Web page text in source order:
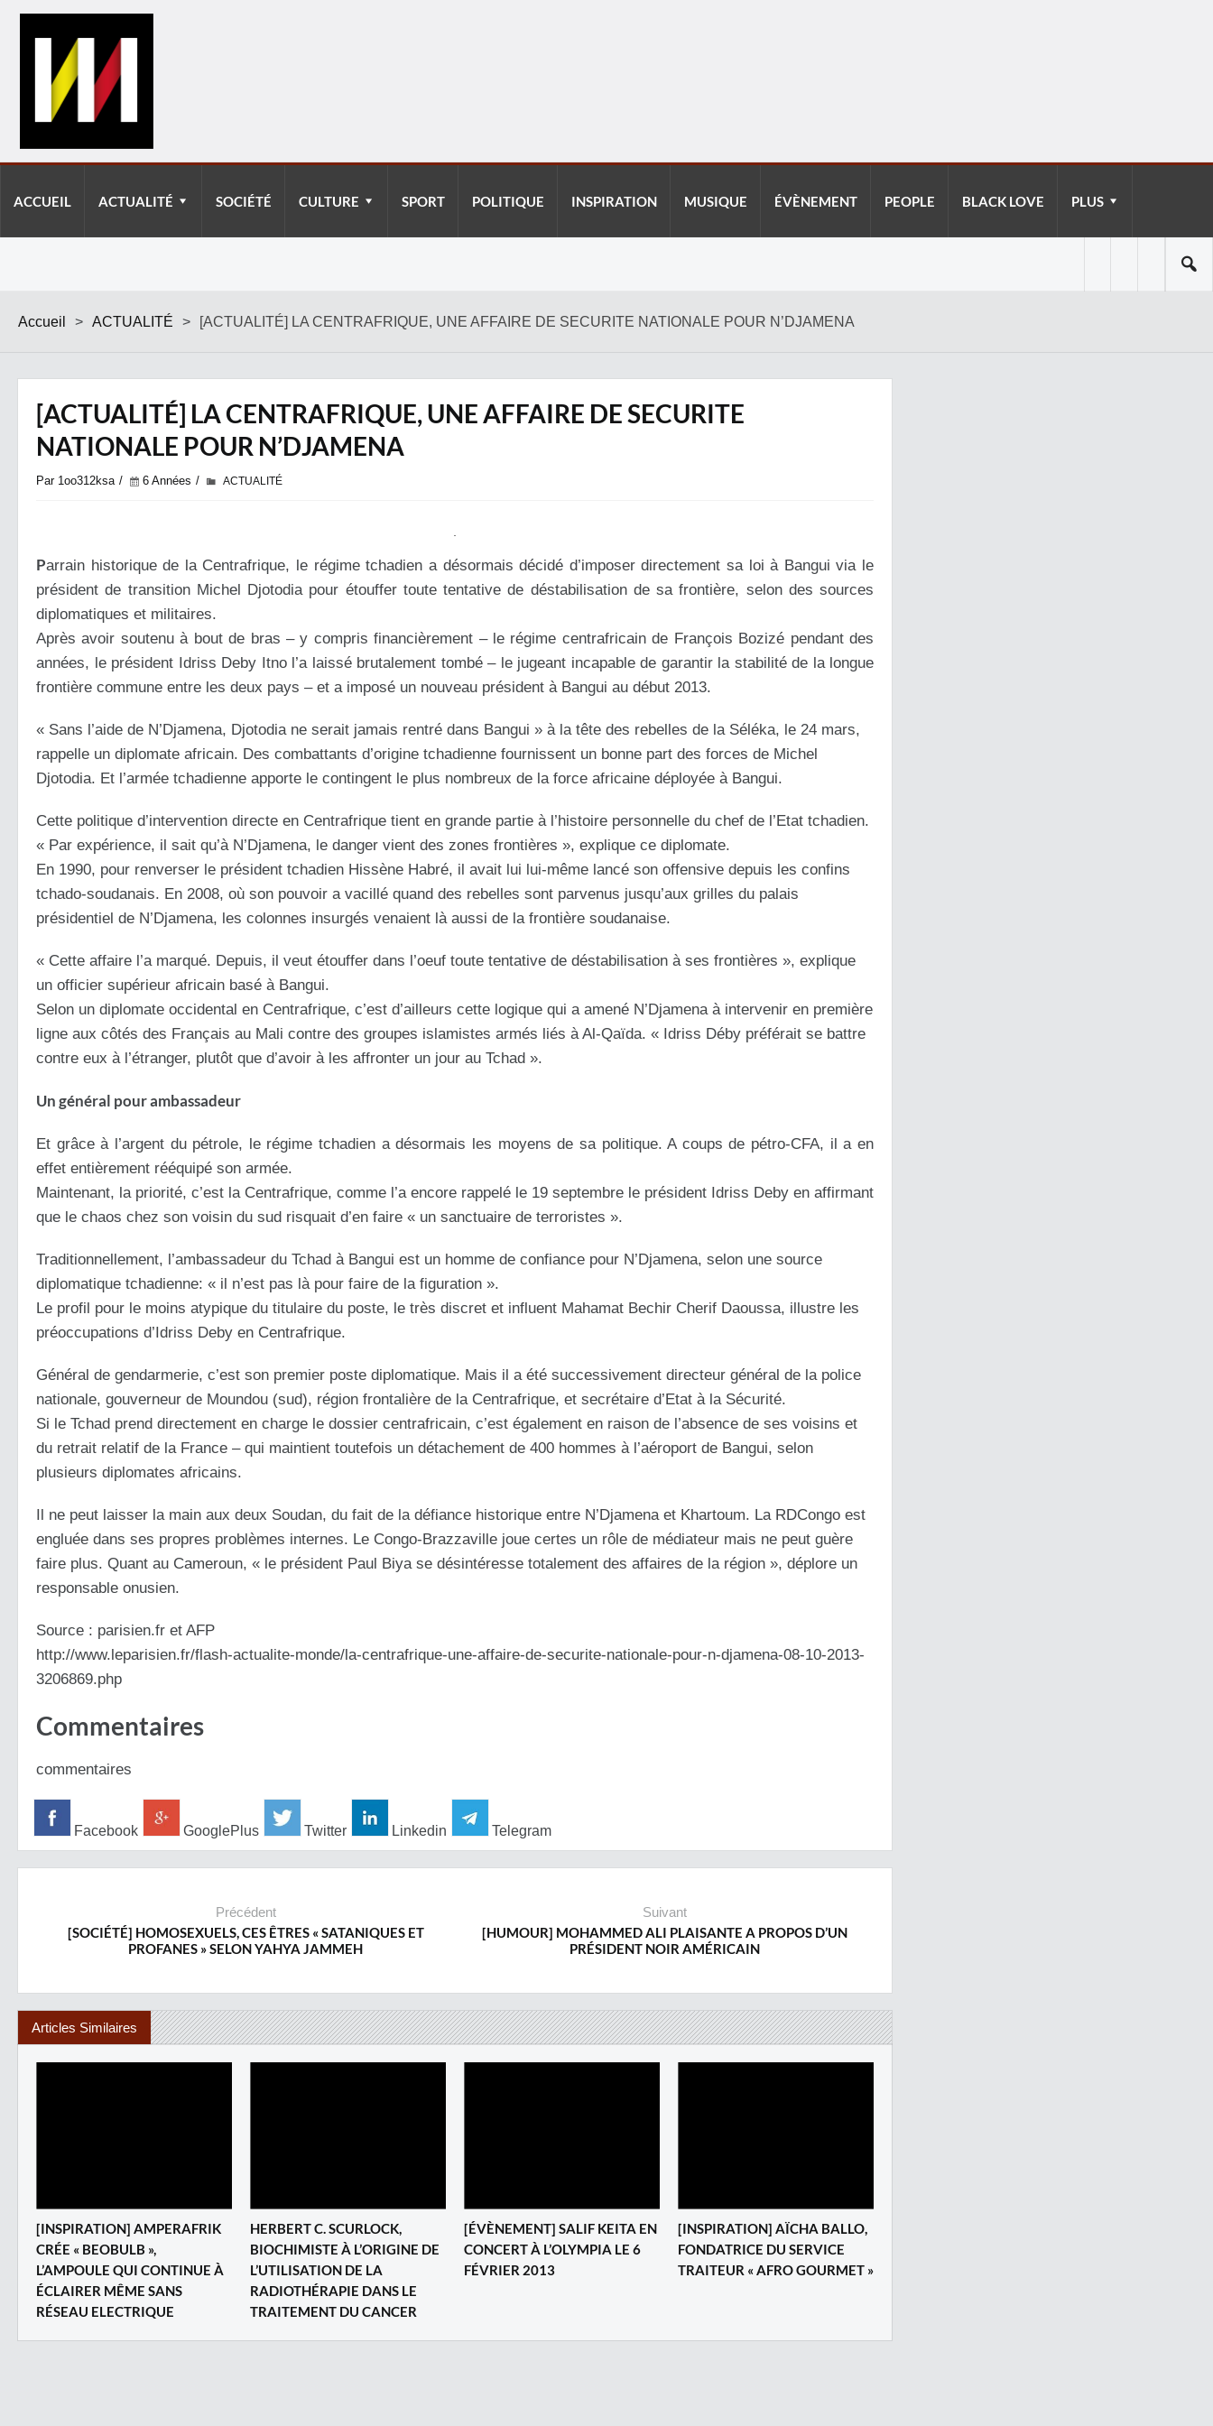
ACCUEIL ACTUALITÉ SOCIÉTÉ CULTURE SPORT POLITIQUE INSPIRATION MUSIQUE ÉVÈNEMENT PEOPLE BLACK LOVE PLUS
Accueil > ACTUALITÉ > [ACTUALITÉ] LA CENTRAFRIQUE, UNE AFFAIRE DE SECURITE NATIONALE POUR N’DJAMENA
[ACTUALITÉ] LA CENTRAFRIQUE, UNE AFFAIRE DE SECURITE
NATIONALE POUR N’DJAMENA
Par 1oo312ksa 6 Années ACTUALITÉ
Parrain historique de la Centrafrique, le régime tchadien a désormais décidé d’imposer directement sa loi à Bangui via le
président de transition Michel Djotodia pour étouffer toute tentative de déstabilisation de sa frontière, selon des sources
diplomatiques et militaires.
Après avoir soutenu à bout de bras – y compris financièrement – le régime centrafricain de François Bozizé pendant des
années, le président Idriss Deby Itno l’a laissé brutalement tombé – le jugeant incapable de garantir la stabilité de la longue
frontière commune entre les deux pays – et a imposé un nouveau président à Bangui au début 2013.
« Sans l’aide de N’Djamena, Djotodia ne serait jamais rentré dans Bangui » à la tête des rebelles de la Séléka, le 24 mars,
rappelle un diplomate africain. Des combattants d’origine tchadienne fournissent un bonne part des forces de Michel
Djotodia. Et l’armée tchadienne apporte le contingent le plus nombreux de la force africaine déployée à Bangui.
Cette politique d’intervention directe en Centrafrique tient en grande partie à l’histoire personnelle du chef de l’Etat tchadien.
« Par expérience, il sait qu’à N’Djamena, le danger vient des zones frontières », explique ce diplomate.
En 1990, pour renverser le président tchadien Hissène Habré, il avait lui lui-même lancé son offensive depuis les confins
tchado-soudanais. En 2008, où son pouvoir a vacillé quand des rebelles sont parvenus jusqu’aux grilles du palais
présidentiel de N’Djamena, les colonnes insurgés venaient là aussi de la frontière soudanaise.
« Cette affaire l’a marqué. Depuis, il veut étouffer dans l’oeuf toute tentative de déstabilisation à ses frontières », explique
un officier supérieur africain basé à Bangui.
Selon un diplomate occidental en Centrafrique, c’est d’ailleurs cette logique qui a amené N’Djamena à intervenir en première
ligne aux côtés des Français au Mali contre des groupes islamistes armés liés à Al-Qaïda. « Idriss Déby préférait se battre
contre eux à l’étranger, plutôt que d’avoir à les affronter un jour au Tchad ».
Un général pour ambassadeur
Et grâce à l’argent du pétrole, le régime tchadien a désormais les moyens de sa politique. A coups de pétro-CFA, il a en
effet entièrement rééquipé son armée.
Maintenant, la priorité, c’est la Centrafrique, comme l’a encore rappelé le 19 septembre le président Idriss Deby en affirmant
que le chaos chez son voisin du sud risquait d’en faire « un sanctuaire de terroristes ».
Traditionnellement, l’ambassadeur du Tchad à Bangui est un homme de confiance pour N’Djamena, selon une source
diplomatique tchadienne: « il n’est pas là pour faire de la figuration ».
Le profil pour le moins atypique du titulaire du poste, le très discret et influent Mahamat Bechir Cherif Daoussa, illustre les
préoccupations d’Idriss Deby en Centrafrique.
Général de gendarmerie, c’est son premier poste diplomatique. Mais il a été successivement directeur général de la police
nationale, gouverneur de Moundou (sud), région frontalière de la Centrafrique, et secrétaire d’Etat à la Sécurité.
Si le Tchad prend directement en charge le dossier centrafricain, c’est également en raison de l’absence de ses voisins et
du retrait relatif de la France – qui maintient toutefois un détachement de 400 hommes à l’aéroport de Bangui, selon
plusieurs diplomates africains.
Il ne peut laisser la main aux deux Soudan, du fait de la défiance historique entre N’Djamena et Khartoum. La RDCongo est
engluée dans ses propres problèmes internes. Le Congo-Brazzaville joue certes un rôle de médiateur mais ne peut guère
faire plus. Quant au Cameroun, « le président Paul Biya se désintéresse totalement des affaires de la région », déplore un
responsable onusien.
Source : parisien.fr et AFP
http://www.leparisien.fr/flash-actualite-monde/la-centrafrique-une-affaire-de-securite-nationale-pour-n-djamena-08-10-2013-
3206869.php
Commentaires
commentaires
Facebook GooglePlus Twitter Linkedin Telegram
Précédent
[SOCIÉTÉ] HOMOSEXUELS, CES ÊTRES « SATANIQUES ET
PROFANES » SELON YAHYA JAMMEH
Suivant
[HUMOUR] MOHAMMED ALI PLAISANTE A PROPOS D’UN
PRÉSIDENT NOIR AMÉRICAIN
Articles Similaires
[INSPIRATION] AMPERAFRIK
CRÉE « BEOBULB »,
L’AMPOULE QUI CONTINUE À
ÉCLAIRER MÊME SANS
RÉSEAU ELECTRIQUE
HERBERT C. SCURLOCK,
BIOCHIMISTE À L’ORIGINE DE
L’UTILISATION DE LA
RADIOTHÉRAPIE DANS LE
TRAITEMENT DU CANCER
[ÉVÈNEMENT] SALIF KEITA EN
CONCERT À L’OLYMPIA LE 6
FÉVRIER 2013
‎[INSPIRATION] AÏCHA BALLO,
FONDATRICE DU SERVICE
TRAITEUR « AFRO GOURMET »